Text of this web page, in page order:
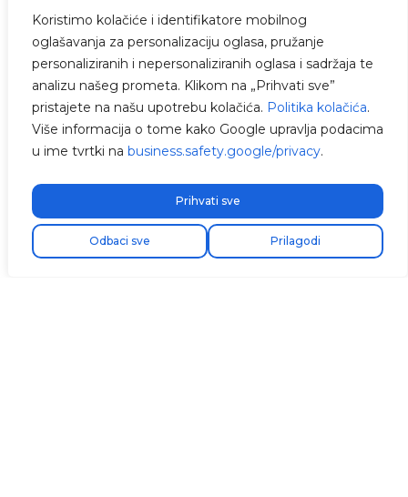
Koristimo kolačiće i identifikatore mobilnog
oglašavanja za personalizaciju oglasa, pružanje
personaliziranih i nepersonaliziranih oglasa i sadržaja te
analizu našeg prometa. Klikom na „Prihvati sve”
pristajete na našu upotrebu kolačića. Politika kolačića.
Više informacija o tome kako Google upravlja podacima
u ime tvrtki na business.safety.google/privacy.
Prilagodi
Odbaci sve
Prihvati sve